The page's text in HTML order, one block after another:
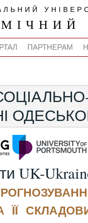
ПАРТНЕРАМ
UK-
ЇЇ